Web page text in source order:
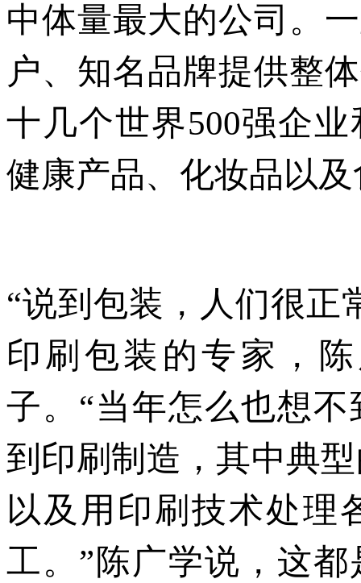
中体量最大的公司。
户、知名品牌提供整
十几个世界500强企业
健康产品、化妆品以
“说到包装，人们很正
印刷包装的专家，
子。“当年怎么也想
到印刷制造，其中典
以及用印刷技术处理
工。”陈广学说，这